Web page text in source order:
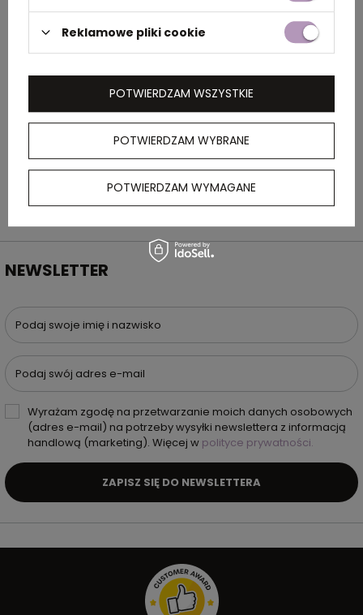
OPIS
Miodowy miś z białą bluzą z kapturem pod
nadruk (nieoznakowana bluza pakowana
NEWSLETTER
Podaj swoje imię i nazwisko
Podaj swój adres e-mail
Wyrażam zgodę na przetwarzanie moich danych osobowych
(adres e-mail) na potrzeby wysyłki newslettera z informacją
handlową (marketing). Więcej w polityce prywatności.
ZAPISZ SIĘ DO NEWSLETTERA
Reklamowe pliki cookie
POTWIERDZAM WYBRANE
POTWIERDZAM WYMAGANE
POTWIERDZAM WSZYSTKIE